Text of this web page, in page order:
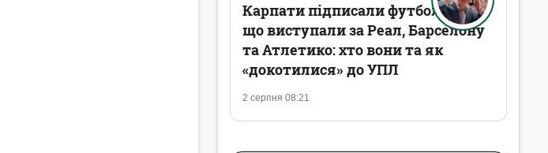
2 серпня 08:21
Карпати підписали футболістів,
що виступали за Реал, Барселону
та Атлетико: хто вони та як
«докотилися» до УПЛ